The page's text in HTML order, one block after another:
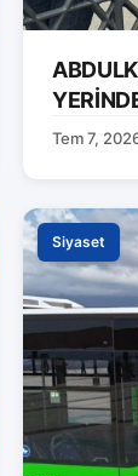
Tem 7,
Siyaset